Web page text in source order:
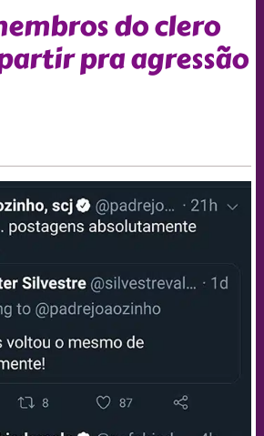
do clero
pra agressão